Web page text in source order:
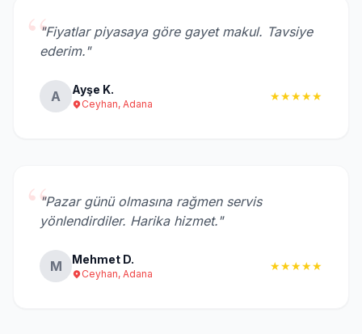
“"Fiyatlar piyasaya göre gayet makul. Tavsiye
ederim."
A Ayşe K.
Ceyhan, Adana
★★★★★
“"Pazar günü olmasına rağmen servis
yönlendirdiler. Harika hizmet."
M Mehmet D.
Ceyhan, Adana
★★★★★